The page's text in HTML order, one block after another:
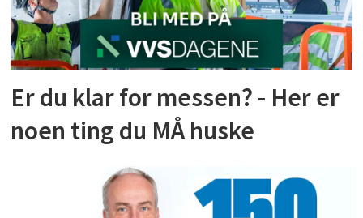
Er du klar for messen? - Her er
noen ting du MÅ huske